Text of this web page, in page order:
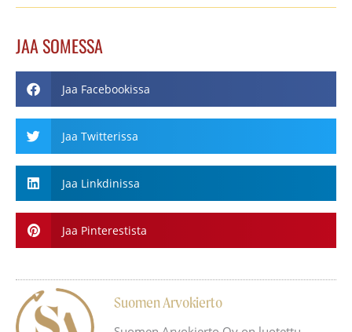
JAA SOMESSA
Jaa Facebookissa
Jaa Twitterissa
Jaa Linkdinissa
Jaa Pinterestista
Suomen Arvokierto